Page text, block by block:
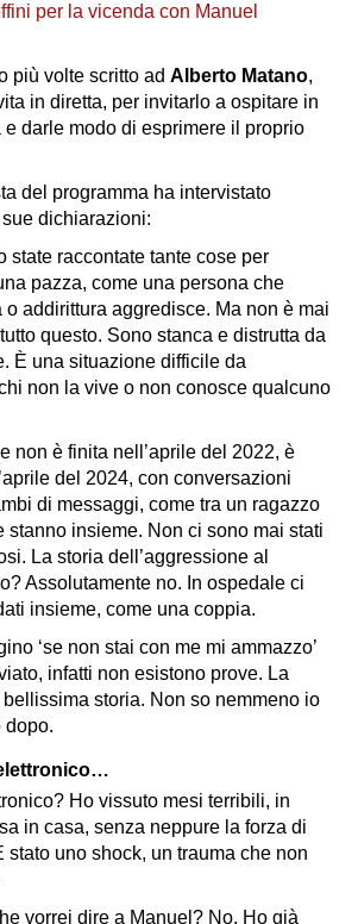
per la vicenda con Manuel
più volte scritto ad Alberto Matano,
in diretta, per invitarlo a ospitare in
e darle modo di esprimere il proprio
del programma ha intervistato
dichiarazioni:
state raccontate tante cose per
pazza, come una persona che
addirittura aggredisce. Ma non è mai
questo. Sono stanca e distrutta da
È una situazione difficile da
non la vive o non conosce qualcuno
non è finita nell’aprile del 2022, è
del 2024, con conversazioni
di messaggi, come tra un ragazzo
stanno insieme. Non ci sono mai stati
La storia dell’aggressione al
Assolutamente no. In ospedale ci
insieme, come una coppia.
‘se non stai con me mi ammazzo’
infatti non esistono prove. La
storia. Non so nemmeno io
dopo.
Ho vissuto mesi terribili, in
in casa, senza neppure la forza di
stato uno shock, un trauma che non
vorrei dire a Manuel? No. Ho già